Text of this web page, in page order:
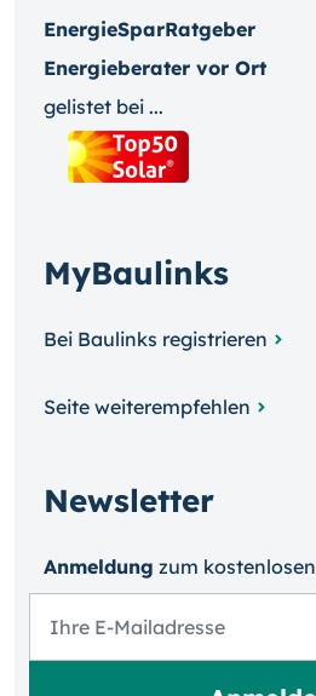
EnergieSparRatgeber
Energieberater vor Ort
gelistet bei ...
MyBaulinks
Bei Baulinks registrieren
Seite weiterempfehlen
Newsletter
Anmeldung zum kosten­losen